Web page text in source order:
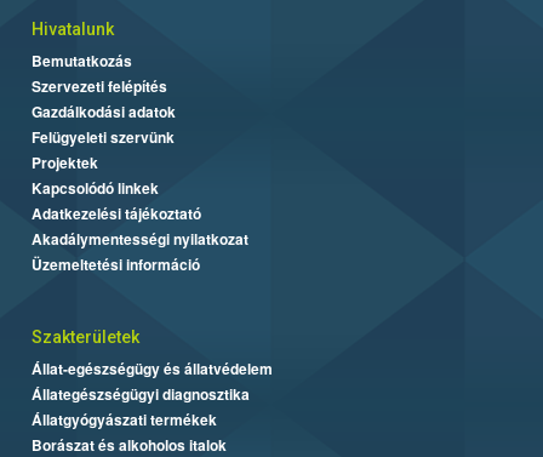
Hivatalunk
Bemutatkozás
Szervezeti felépítés
Gazdálkodási adatok
Felügyeleti szervünk
Projektek
Kapcsolódó linkek
Adatkezelési tájékoztató
Akadálymentességi nyilatkozat
Üzemeltetési információ
Szakterületek
Állat-egészségügy és állatvédelem
Állategészségügyi diagnosztika
Állatgyógyászati termékek
Borászat és alkoholos italok